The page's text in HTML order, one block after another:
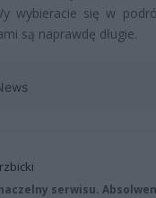
wybieracie się w
są naprawdę długie.
serwisu.